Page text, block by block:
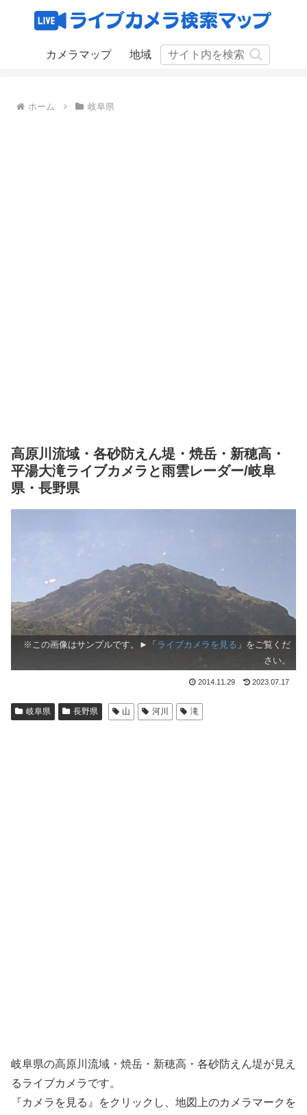
カメラマップ 地域
ホーム 岐阜県
高原川流域・各砂防えん堤・焼岳・新穂高・
平湯大滝ライブカメラと雨雲レーダー/岐阜
県・長野県
※この画像はサンプルです。►「 ライブカメラを見る 」をご覧くだ
さい。
2014.11.29 2023.07.17
岐阜県 長野県 山 河川 滝
岐阜県の高原川流域・焼岳・新穂高・各砂防えん堤が見え
るライブカメラです。
『カメラを見る』をクリックし、地図上のカメラマークを